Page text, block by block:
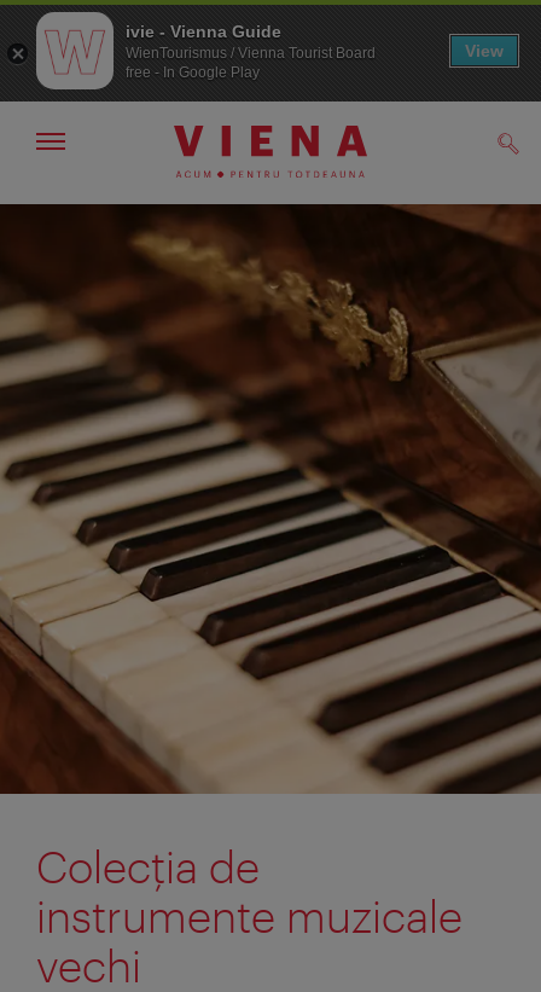
Către
Către
Arată/ascunde
Colecţia de
instrumente muzicale
vechi
ivie - Vienna Guide
WienTourismus / Vienna Tourist Board
free - In Google Play
View